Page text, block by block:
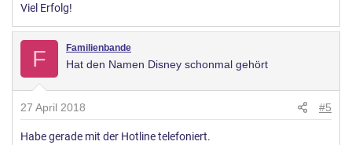
Viel Erfolg!
F Familienbande
Hat den Namen Disney schonmal gehört
27 April 2018 #5
Habe gerade mit der Hotline telefoniert.